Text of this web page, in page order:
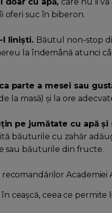
doar cu apă, care nu îi va
oferi suc în biberon.
l liniști. Băutul non-stop
la îndemână atunci
parte a mesei sau
la masă) și la ore
pe jumătate cu apă
băuturile cu zahăr
sau băuturile din fructe.
Academiei
ceașcă, ceea ce